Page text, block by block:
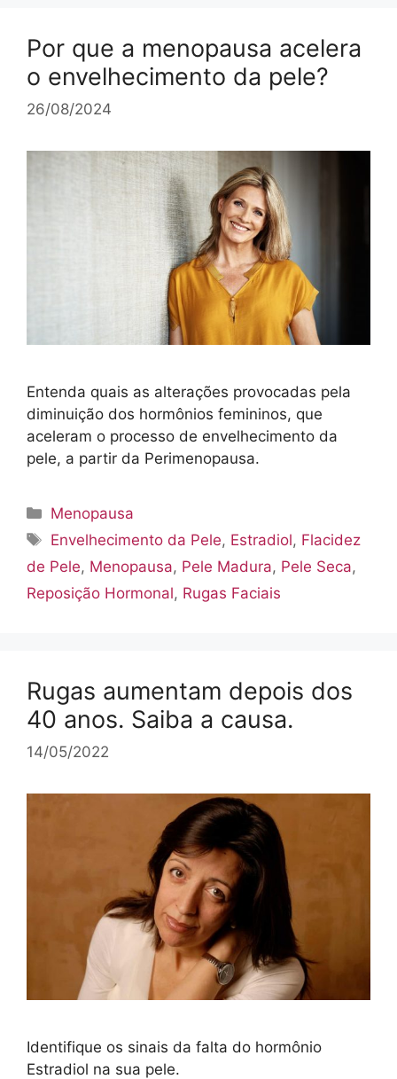
Por que a menopausa acelera
o envelhecimento da pele?
26/08/2024
Entenda quais as alterações provocadas pela
diminuição dos hormônios femininos, que
aceleram o processo de envelhecimento da
pele, a partir da Perimenopausa.
Categorias
Menopausa
Tags
Envelhecimento da Pele, Estradiol, Flacidez
de Pele, Menopausa, Pele Madura, Pele Seca,
Reposição Hormonal, Rugas Faciais
Rugas aumentam depois dos
40 anos. Saiba a causa.
14/05/2022
Identifique os sinais da falta do hormônio
Estradiol na sua pele.